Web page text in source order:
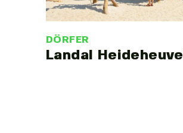
DÖRFER
Landal Heideheuvel